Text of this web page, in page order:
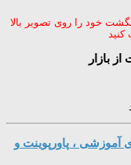
خود را روی تصویر بالا
کنید
بازار
آموزشی ، پاورپوینت و